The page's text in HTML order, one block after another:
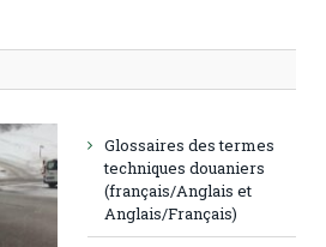
Glossaires des termes
techniques douaniers
(français/Anglais et
Anglais/Français)